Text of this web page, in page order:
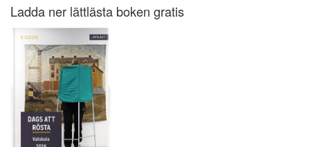
Ladda ner lättlästa boken gratis